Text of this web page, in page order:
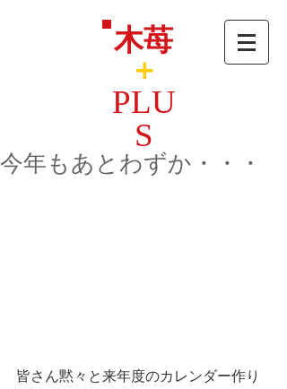
木苺
＋
PLU
S
今年もあとわずか・・・
皆さん黙々と来年度のカレンダー作り